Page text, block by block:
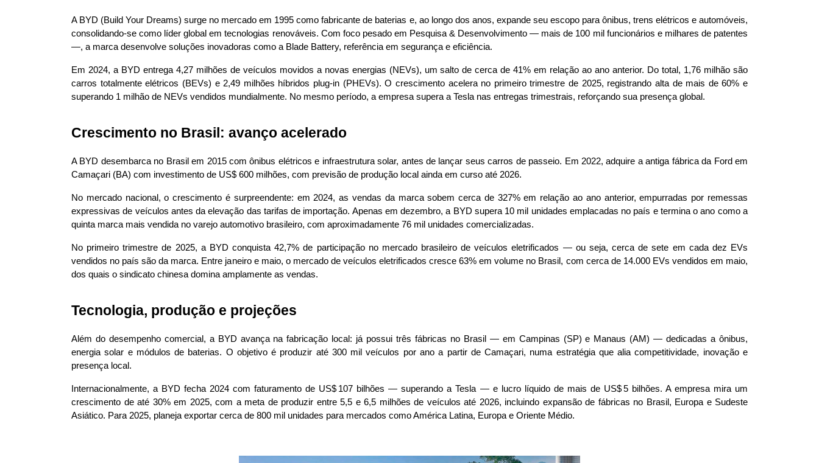
A BYD (Build Your Dreams) surge no mercado em 1995 como fabricante de baterias e, ao longo dos anos, expande seu escopo para ônibus, trens elétricos e automóveis,
consolidando-se como líder global em tecnologias renováveis. Com foco pesado em Pesquisa & Desenvolvimento — mais de 100 mil funcionários e milhares de patentes
—, a marca desenvolve soluções inovadoras como a Blade Battery, referência em segurança e eficiência.
Em 2024, a BYD entrega 4,27 milhões de veículos movidos a novas energias (NEVs), um salto de cerca de 41% em relação ao ano anterior. Do total, 1,76 milhão são
carros totalmente elétricos (BEVs) e 2,49 milhões híbridos plug-in (PHEVs). O crescimento acelera no primeiro trimestre de 2025, registrando alta de mais de 60% e
superando 1 milhão de NEVs vendidos mundialmente. No mesmo período, a empresa supera a Tesla nas entregas trimestrais, reforçando sua presença global.
Crescimento no Brasil: avanço acelerado
A BYD desembarca no Brasil em 2015 com ônibus elétricos e infraestrutura solar, antes de lançar seus carros de passeio. Em 2022, adquire a antiga fábrica da Ford em
Camaçari (BA) com investimento de US$ 600 milhões, com previsão de produção local ainda em curso até 2026.
No mercado nacional, o crescimento é surpreendente: em 2024, as vendas da marca sobem cerca de 327% em relação ao ano anterior, empurradas por remessas
expressivas de veículos antes da elevação das tarifas de importação. Apenas em dezembro, a BYD supera 10 mil unidades emplacadas no país e termina o ano como a
quinta marca mais vendida no varejo automotivo brasileiro, com aproximadamente 76 mil unidades comercializadas.
No primeiro trimestre de 2025, a BYD conquista 42,7% de participação no mercado brasileiro de veículos eletrificados — ou seja, cerca de sete em cada dez EVs
vendidos no país são da marca. Entre janeiro e maio, o mercado de veículos eletrificados cresce 63% em volume no Brasil, com cerca de 14.000 EVs vendidos em maio,
dos quais o sindicato chinesa domina amplamente as vendas.
Tecnologia, produção e projeções
Além do desempenho comercial, a BYD avança na fabricação local: já possui três fábricas no Brasil — em Campinas (SP) e Manaus (AM) — dedicadas a ônibus,
energia solar e módulos de baterias. O objetivo é produzir até 300 mil veículos por ano a partir de Camaçari, numa estratégia que alia competitividade, inovação e
presença local.
Internacionalmente, a BYD fecha 2024 com faturamento de US$ 107 bilhões — superando a Tesla — e lucro líquido de mais de US$ 5 bilhões. A empresa mira um
crescimento de até 30% em 2025, com a meta de produzir entre 5,5 e 6,5 milhões de veículos até 2026, incluindo expansão de fábricas no Brasil, Europa e Sudeste
Asiático. Para 2025, planeja exportar cerca de 800 mil unidades para mercados como América Latina, Europa e Oriente Médio.